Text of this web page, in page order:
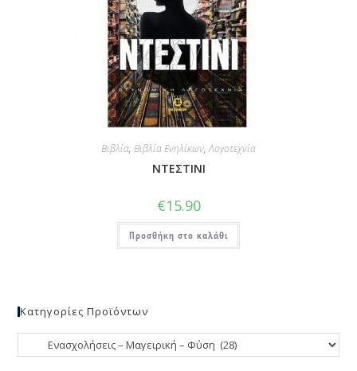
Βιβλία, Βιβλία Ενηλίκων,Λογοτεχνία
ΝΤΕΣΤΙΝΙ
€15.90
Προσθήκη στο καλάθι
Κατηγορίες Προϊόντων